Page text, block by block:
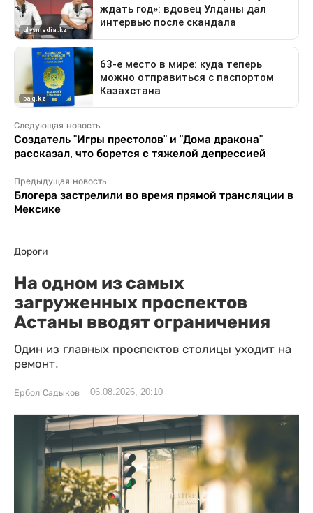
Следующая новость
Создатель "Игры престолов" и "Дома дракона"
рассказал, что борется с тяжелой депрессией
Предыдущая новость
Блогера застрелили во время прямой трансляции в
Мексике
Дороги
На одном из самых
загруженных проспектов
Астаны вводят ограничения
Один из главных проспектов столицы уходит на
ремонт.
Ербол Садыков 06.08.2026, 20:10